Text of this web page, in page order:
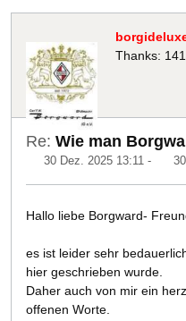
Thanks:
Re: Wie man
30 Dez. 2025 13:11 -
Hallo liebe Borgward-
es ist leider sehr
hier geschrieben wurde.
Daher auch von mir ein
offenen Worte.